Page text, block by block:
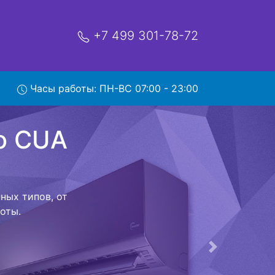
+7 499 301-78-72
Часы работы: ПН-ВС 07:00 - 23:00
которая
в
с
в сервисный
к работе
Следующая